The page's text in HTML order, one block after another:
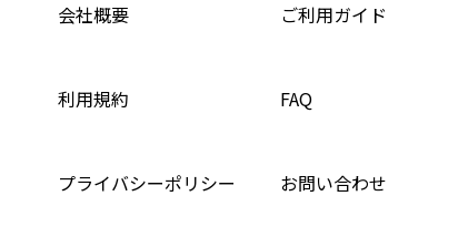
会社概要 ご利用ガイド
利用規約 FAQ
プライバシーポリシー お問い合わせ